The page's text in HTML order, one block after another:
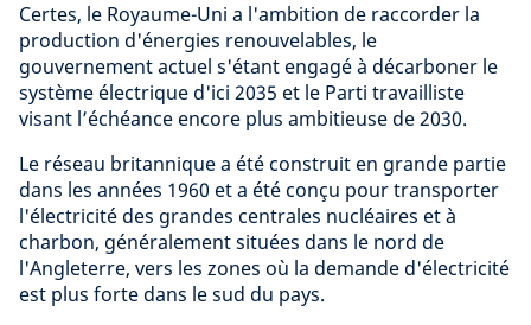
Certes, le Royaume-Uni a l'ambition de raccorder la
production d'énergies renouvelables, le
gouvernement actuel s'étant engagé à décarboner le
système électrique d'ici 2035 et le Parti travailliste
visant l’échéance encore plus ambitieuse de 2030.
Le réseau britannique a été construit en grande partie
dans les années 1960 et a été conçu pour transporter
l'électricité des grandes centrales nucléaires et à
charbon, généralement situées dans le nord de
l'Angleterre, vers les zones où la demande d'électricité
est plus forte dans le sud du pays.